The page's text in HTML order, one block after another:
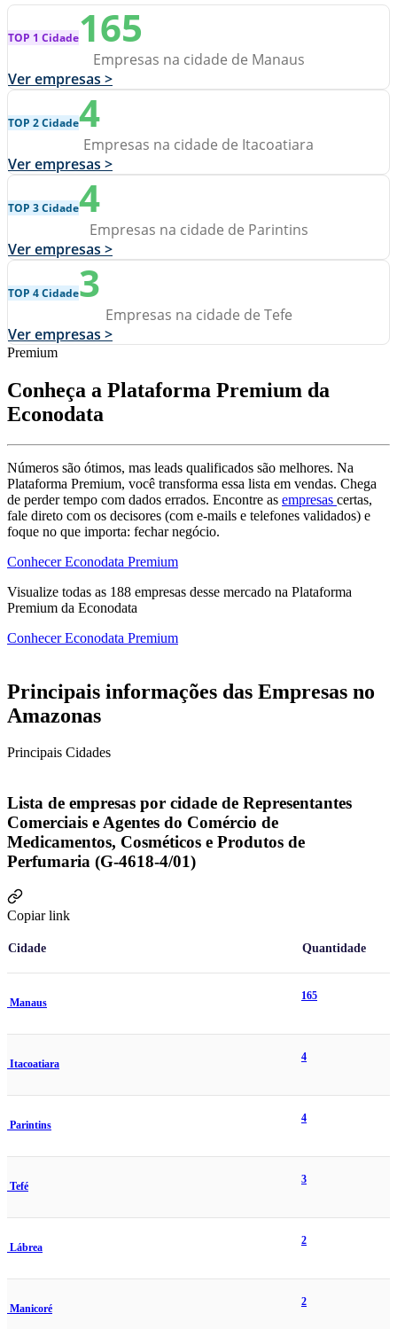
TOP 1 Cidade165
Empresas na cidade de Manaus
Ver empresas >
TOP 2 Cidade4
Empresas na cidade de Itacoatiara
Ver empresas >
TOP 3 Cidade4
Empresas na cidade de Parintins
Ver empresas >
TOP 4 Cidade3
Empresas na cidade de Tefe
Ver empresas >
Premium
Conheça a Plataforma Premium da
Econodata
Números são ótimos, mas leads qualificados são melhores. Na
Plataforma Premium, você transforma essa lista em vendas. Chega
de perder tempo com dados errados. Encontre as empresas certas,
fale direto com os decisores (com e-mails e telefones validados) e
foque no que importa: fechar negócio.
Conhecer Econodata Premium
Visualize todas as 188 empresas desse mercado na Plataforma
Premium da Econodata
Conhecer Econodata Premium
Principais informações das Empresas no
Amazonas
Principais Cidades
Lista de empresas por cidade de Representantes
Comerciais e Agentes do Comércio de
Medicamentos, Cosméticos e Produtos de
Perfumaria (G-4618-4/01)
Copiar link
Cidade Quantidade
Manaus
165
Itacoatiara
4
Parintins
4
Tefé
3
Lábrea
2
Manicoré
2